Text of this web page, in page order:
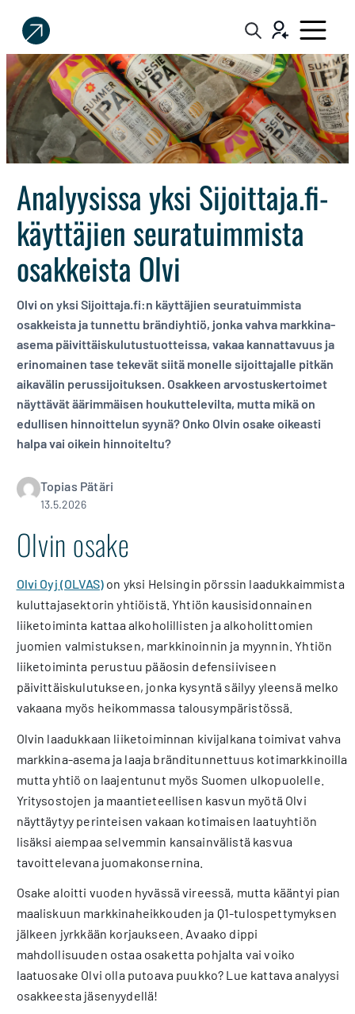
Sijoittaja.fi
Tee
parempia
sijoituspäätöksiä
Analyysissa yksi Sijoittaja.fi-
käyttäjien seuratuimmista
osakkeista Olvi
Olvi on yksi Sijoittaja.fi:n käyttäjien seuratuimmista
osakkeista ja tunnettu brändiyhtiö, jonka vahva markkina-
asema päivittäiskulutustuotteissa, vakaa kannattavuus ja
erinomainen tase tekevät siitä monelle sijoittajalle pitkän
aikavälin perussijoituksen. Osakkeen arvostuskertoimet
näyttävät äärimmäisen houkuttelevilta, mutta mikä on
edullisen hinnoittelun syynä? Onko Olvin osake oikeasti
halpa vai oikein hinnoiteltu?
Topias Pätäri
13.5.2026
Olvin osake
Olvi Oyj (OLVAS) on yksi Helsingin pörssin laadukkaimmista
kuluttajasektorin yhtiöistä. Yhtiön kausisidonnainen
liiketoiminta kattaa alkoholillisten ja alkoholittomien
juomien valmistuksen, markkinoinnin ja myynnin. Yhtiön
liiketoiminta perustuu pääosin defensiiviseen
päivittäiskulutukseen, jonka kysyntä säilyy yleensä melko
vakaana myös heikommassa talousympäristössä.
Olvin laadukkaan liiketoiminnan kivijalkana toimivat vahva
markkina-asema ja laaja bränditunnettuus kotimarkkinoilla,
mutta yhtiö on laajentunut myös Suomen ulkopuolelle.
Yritysostojen ja maantieteellisen kasvun myötä Olvi
näyttäytyy perinteisen vakaan kotimaisen laatuyhtiön
lisäksi aiempaa selvemmin kansainvälistä kasvua
tavoittelevana juomakonsernina.
Osake aloitti vuoden hyvässä vireessä, mutta kääntyi pian
maaliskuun markkinaheikkouden ja Q1-tulospettymyksen
jälkeen jyrkkään korjaukseen. Avaako dippi
mahdollisuuden ostaa osaketta pohjalta vai voiko
laatuosake Olvi olla putoava puukko? Lue kattava analyysi
osakkeesta jäsenyydellä!